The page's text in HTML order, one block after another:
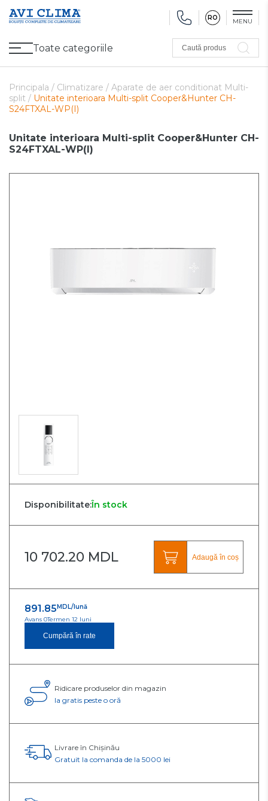
RO MENU
Toate categoriile
Climatizare
Ventilare
Caută produs
Principala / Climatizare / Aparate de aer conditionat Multi-
split / Unitate interioara Multi-split Cooper&Hunter CH-
S24FTXAL-WP(I)
Unitate interioara Multi-split Cooper&Hunter CH-
S24FTXAL-WP(I)
Disponibilitate:În stock
10 702.20 MDL Adaugă în coș
891.85 MDL/lună
Avans 0Termen 12 luni
Cumpără în rate
Ridicare produselor din magazin
Ia gratis peste o oră
Livrare în Chișinău
Gratuit la comanda de la 5000 lei